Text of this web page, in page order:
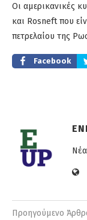
Οι αμερικανικές
και Rosneft που
πετρελαίου της
Facebook
Προηγούμενο